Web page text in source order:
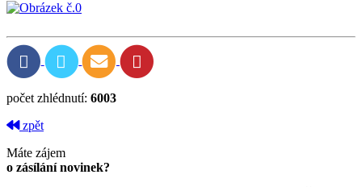
počet zhlédnutí: 6003
zpět
Máte zájem
o zásílání novinek?